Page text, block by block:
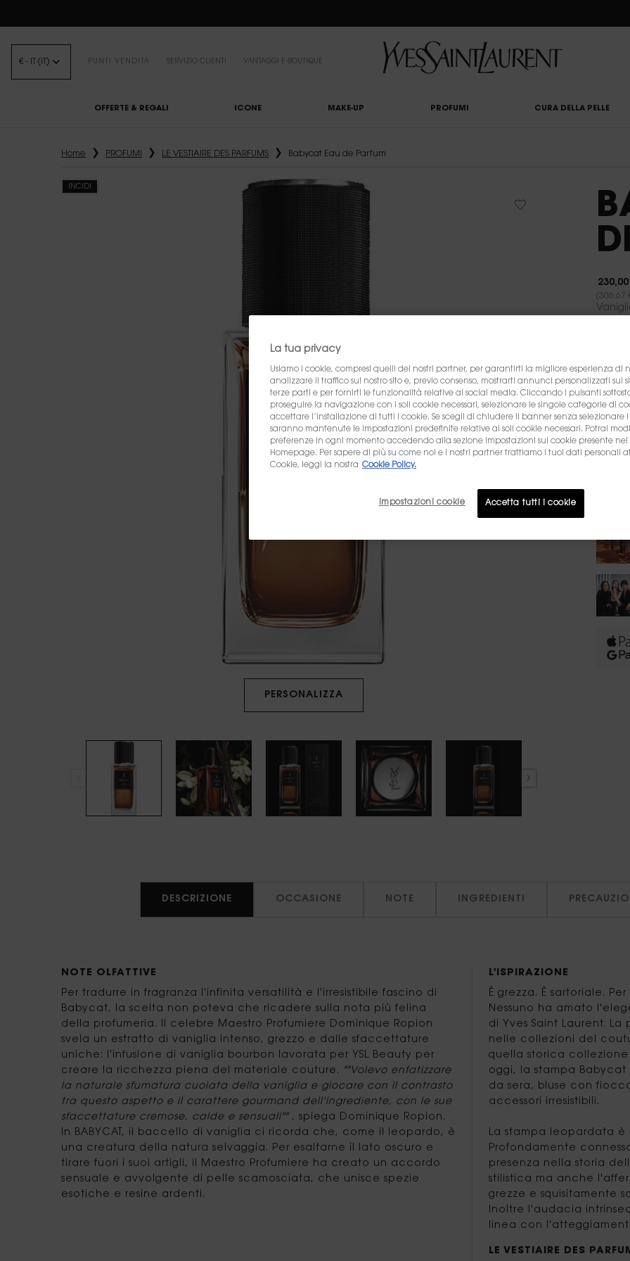
€ - IT (IT) PUNTI VENDITA SERVIZIO CLIENTI VANTAGGI E-BOUTIQUE
OFFERTE & REGALI ICONE MAKE-UP PROFUMI CURA DELLA PELLE
Home PROFUMI LE VESTIAIRE DES PARFUMS Babycat Eau de Parfum
230,00
(306,67
440 le
INCIDI
PERSONALIZZA
DESCRIZIONE OCCASIONE NOTE INGREDIENTI
NOTE OLFATTIVE
Per tradurre in fragranza l'infinita versatilità e l'irresistibile fascino di
Babycat, la scelta non poteva che ricadere sulla nota più felina
della profumeria. Il celebre Maestro Profumiere Dominique Ropion
svela un estratto di vaniglia intenso, grezzo e dalle sfaccettature
uniche: l'infusione di vaniglia bourbon lavorata per YSL Beauty per
creare la ricchezza piena del materiale couture.
""Volevo enfatizzare
la naturale sfumatura cuoiata della vaniglia e giocare con il contrasto
tra questo aspetto e il carattere gourmand dell'ingrediente, con le sue
sfaccettature cremose, calde e sensuali"", spiega Dominique Ropion.
In BABYCAT, il baccello di vaniglia ci ricorda che, come il leopardo, è
una creatura della natura selvaggia. Per esaltarne il lato oscuro e
tirare fuori i suoi artigli, il Maestro Profumiere ha creato un accordo
sensuale e avvolgente di pelle scamosciata, che unisce spezie
esotiche e resine ardenti.
L'ISPIRAZIONE
È grezza. È sartoriale.
Nessuno ha amato
di Yves Saint Laurent.
nelle collezioni del
quella storica
oggi, la stampa Babycat
da sera, bluse con
accessori irresistibili.
La stampa leopardata è
Profondamente
presenza nella storia
stilistica ma anche
grezze e squisitamente
Inoltre l'audacia
linea con
LE VESTIAIRE DES
La tua privacy
Usiamo i cookie, compresi quelli dei nostri partner, per garantirti la migliore esperienza di
analizzare il traffico sul nostro sito e, previo consenso, mostrarti annunci personalizzati sui
terze parti e per fornirti le funzionalità relative ai social media. Cliccando i pulsanti
proseguire la navigazione con i soli cookie necessari, selezionare le singole categorie di
accettare l’installazione di tutti i cookie. Se scegli di chiudere il banner senza selezionare i
saranno mantenute le impostazioni predefinite relative ai soli cookie necessari. Potrai
preferenze in ogni momento accedendo alla sezione Impostazioni sui cookie presente nel
Homepage. Per sapere di più su come noi e i nostri partner trattiamo i tuoi dati personali
Cookie, leggi la nostra
Cookie Policy.
Impostazioni cookie Accetta tutti i cookie